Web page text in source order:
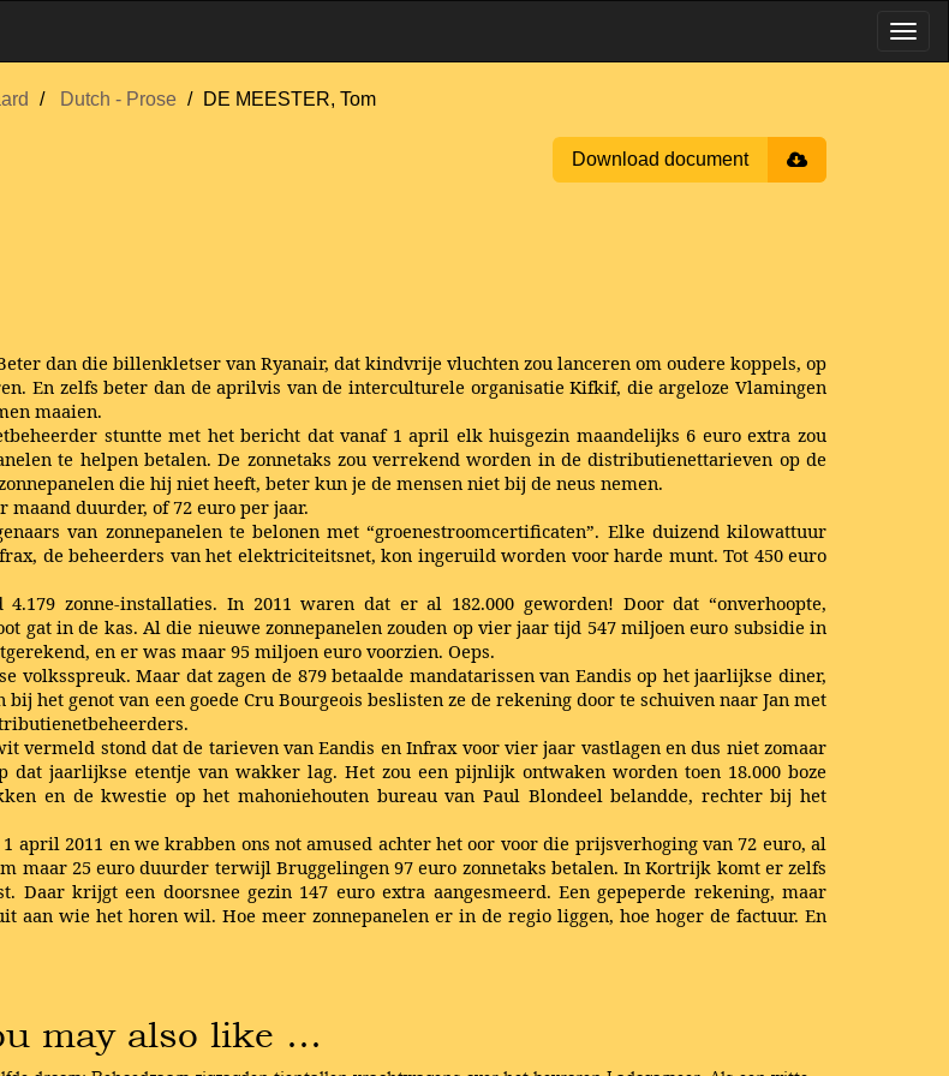
Dutch - Prose DE MEESTER, Tom
Download document
dan die billenkletser van Ryanair, dat kindvrije vluchten zou lanceren om oudere koppels, op
En zelfs beter dan de aprilvis van de interculturele organisatie Kifkif, die argeloze Vlamingen
maaien.
stuntte met het bericht dat vanaf 1 april elk huisgezin maandelijks 6 euro extra zou
te helpen betalen. De zonnetaks zou verrekend worden in de distributienettarieven op de
die hij niet heeft, beter kun je de mensen niet bij de neus nemen.
duurder, of 72 euro per jaar.
van zonnepanelen te belonen met “groenestroomcertificaten”. Elke duizend kilowattuur
de beheerders van het elektriciteitsnet, kon ingeruild worden voor harde munt. Tot 450 euro
zonne-installaties. In 2011 waren dat er al 182.000 geworden! Door dat “onverhoopte,
gat in de kas. Al die nieuwe zonnepanelen zouden op vier jaar tijd 547 miljoen euro subsidie in
en er was maar 95 miljoen euro voorzien. Oeps.
Maar dat zagen de 879 betaalde mandatarissen van Eandis op het jaarlijkse diner,
het genot van een goede Cru Bourgeois beslisten ze de rekening door te schuiven naar Jan met
vermeld stond dat de tarieven van Eandis en Infrax voor vier jaar vastlagen en dus niet zomaar
jaarlijkse etentje van wakker lag. Het zou een pijnlijk ontwaken worden toen 18.000 boze
en de kwestie op het mahoniehouten bureau van Paul Blondeel belandde, rechter bij het
2011 en we krabben ons not amused achter het oor voor die prijsverhoging van 72 euro, al
maar 25 euro duurder terwijl Bruggelingen 97 euro zonnetaks betalen. In Kortrijk komt er zelfs
Daar krijgt een doorsnee gezin 147 euro extra aangesmeerd. Een gepeperde rekening, maar
aan wie het horen wil. Hoe meer zonnepanelen er in de regio liggen, hoe hoger de factuur. En
may also like …